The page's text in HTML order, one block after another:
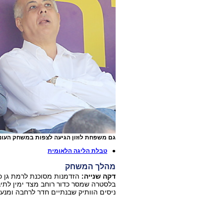
גם משפחת לוזון הגיעה לצפות במשחק
טבלת הליגה הלאומית
מהלך המשחק
דקה שנייה: הזדמנות מסוכנת לרמת גן
בלסטרה שמסר כדור רוחב מצד ימין
ניסים הוותיק שבנתיים חדר לרחבה